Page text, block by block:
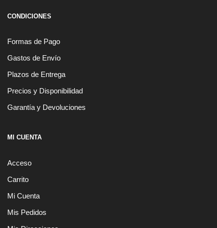
CONDICIONES
Formas de Pago
Gastos de Envío
Plazos de Entrega
Precios y Disponibilidad
Garantía y Devoluciones
MI CUENTA
Acceso
Carrito
Mi Cuenta
Mis Pedidos